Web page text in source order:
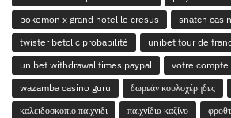
pokemon x grand hotel le cresus
snatch
twister betclic probabilité
unibet tour de
unibet withdrawal times paypal
votre compte
wazamba casino guru
δωρεάν κουλοχέρηδες
καλειδοσκοπιο παιχνιδι
παιχνίδια καζίνο